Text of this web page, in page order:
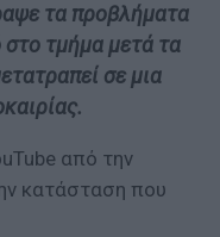
τα προβλήματα
τμήμα μετά τα
σε μια
από την
κατάσταση που